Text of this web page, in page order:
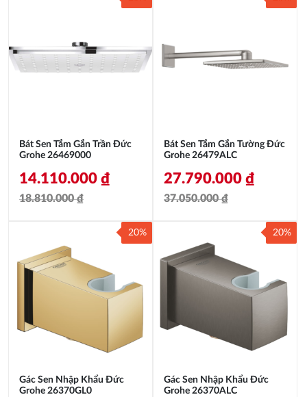
Bát Sen Tắm Gắn Trần Đức
Grohe 26469000
18.810.000₫
là:
18.810.000 ₫.
14.110.000 ₫
tại
14.110.000 ₫.
Bát Sen Tắm Gắn Tường Đức
Grohe 26479ALC
37.050.000₫
là:
37.050.000 ₫.
27.790.000 ₫
tại
27.790.000 ₫.
Gác Sen Nhập Khẩu Đức
Grohe 26370GL0
20%
Gác Sen Nhập Khẩu Đức
Grohe 26370ALC
20%